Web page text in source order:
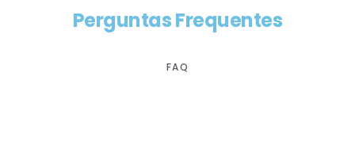
Perguntas Frequentes
FAQ